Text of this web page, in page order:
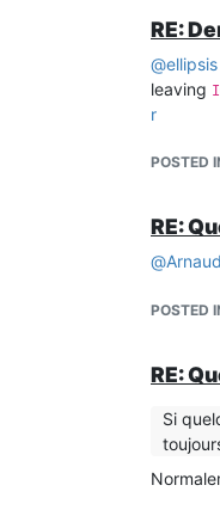
RE:
@ellipsis
leaving
r
POSTED
RE:
@
POSTED
RE:
Si